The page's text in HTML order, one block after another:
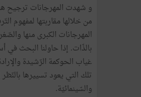
و شهدت المهرجانات ترجيح
من خلالها مقاربتها لمفهوم
المهرجانات الكبرى منها
بالذّات. إذا حاولنا البحث في
غياب الحوكمة الرّشيدة
تلك التي يعود تسييرها
والسّينمائيّة.